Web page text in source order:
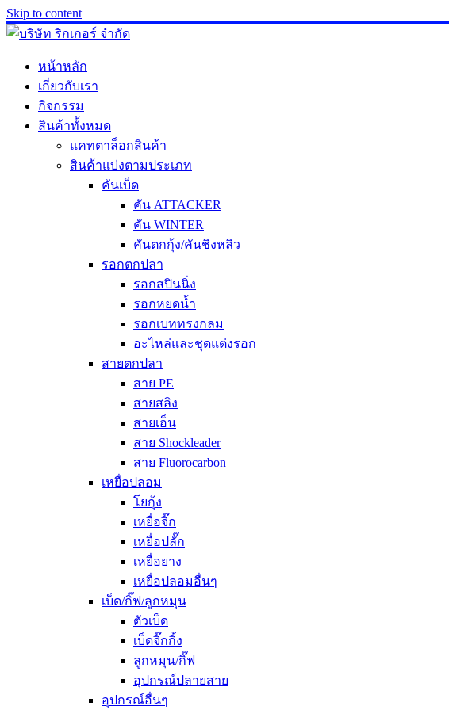
Skip to content
หน้าหลัก
เกี่ยวกับเรา
กิจกรรม
สินค้าทั้งหมด
แคทตาล็อกสินค้า
สินค้าแบ่งตามประเภท
คันเบ็ด
คัน ATTACKER
คัน WINTER
คันตกกุ้ง/คันชิงหลิว
รอกตกปลา
รอกสปินนิ่ง
รอกหยดน้ำ
รอกเบททรงกลม
อะไหล่และชุดแต่งรอก
สายตกปลา
สาย PE
สายสลิง
สายเอ็น
สาย Shockleader
สาย Fluorocarbon
เหยื่อปลอม
โยกุ้ง
เหยื่อจิ๊ก
เหยื่อปลั๊ก
เหยื่อยาง
เหยื่อปลอมอื่นๆ
เบ็ด/กิ๊ฟ/ลูกหมุน
ตัวเบ็ด
เบ็ดจิ๊กกิ้ง
ลูกหมุน/กิ๊ฟ
อุปกรณ์ปลายสาย
อุปกรณ์อื่นๆ